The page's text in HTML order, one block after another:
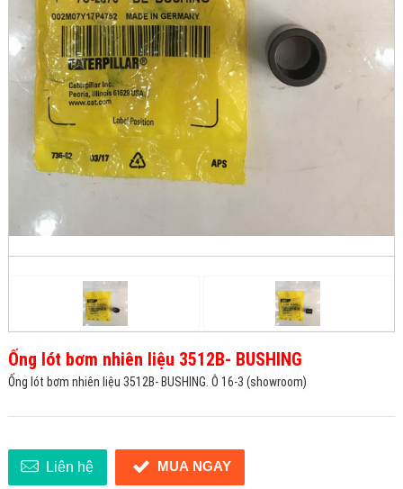
Ống lót bơm nhiên liệu 3512B- BUSHING
Ống lót bơm nhiên liệu 3512B- BUSHING. Ô 16-3 (showroom)
Liên hệ MUA NGAY